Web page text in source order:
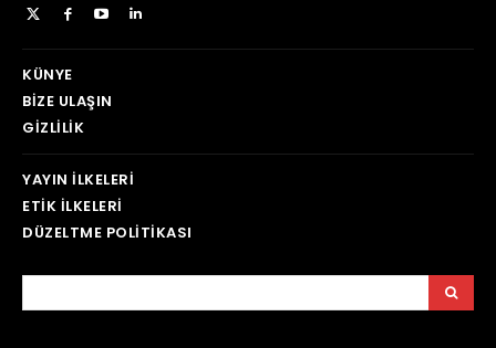
KÜNYE
BIZE ULAŞIN
GIZLILIK
YAYIN İLKELERI
ETIK İLKELERI
DÜZELTME POLITIKASI